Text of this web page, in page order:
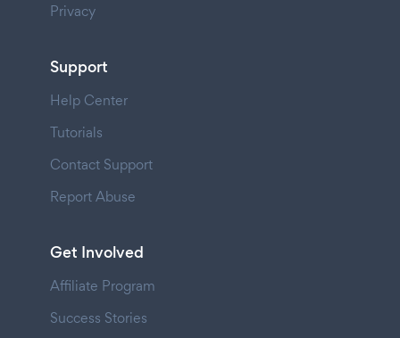
Privacy
Support
Help Center
Tutorials
Contact Support
Report Abuse
Get Involved
Affiliate Program
Success Stories